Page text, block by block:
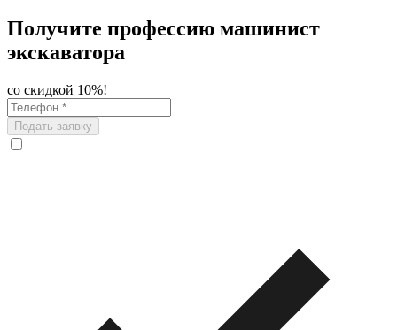
Получите профессию машинист
экскаватора
со скидкой 10%!
Подать заявку